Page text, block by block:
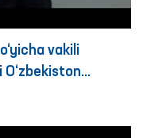
vakili
O‘zbekiston
yilligi bilan